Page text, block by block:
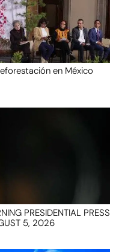
en México
PRESIDENTIAL PRESS
5, 2026